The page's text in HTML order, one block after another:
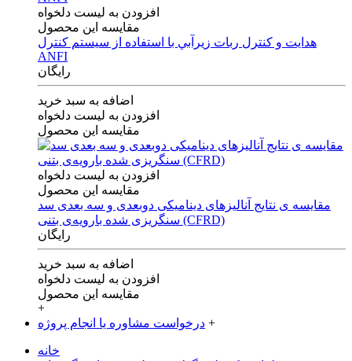
افزودن به لیست دلخواه
مقایسه این محصول
هدايت و كنترل ربات زيرآبي با استفاده از سيستم كنترل
ANFI
رایگان
اضافه به سبد خرید
افزودن به لیست دلخواه
مقایسه این محصول
افزودن به لیست دلخواه
مقایسه این محصول
مقایسه ی‌ نتایج آنالیزهای‌ دینامیکی‌ دوبعدی‌ و‌ سه بعدی‌ سد
سنگریزی‌ شده با‌رویه‌ی‌ بتنی‌ (CFRD)
رایگان
اضافه به سبد خرید
افزودن به لیست دلخواه
مقایسه این محصول
+
درخواست مشاوره یا انجام پروژه +
خانه